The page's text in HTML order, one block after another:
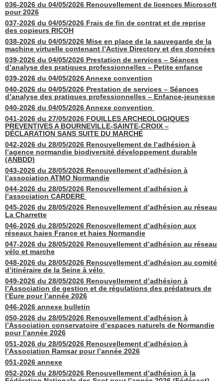
036-2026 du 04/05/2026 Renouvellement de licences Microsoft
pour 2026
037-2026 du 04/05/2026 Frais de fin de contrat et de reprise
des copieurs RICOH
038-2026 du 04/05/2026 Mise en place de la sauvegarde de la
machine virtuelle contenant l’Active Directory et des données
039-2026 du 04/05/2026 Prestation de services – Séances
d’analyse des pratiques professionnelles – Petite enfance
039-2026 du 04/05/2026 Annexe convention
040-2026 du 04/05/2026 Prestation de services – Séances
d’analyse des pratiques professionnelles – Enfance-jeunesse
040-2026 du 04/05/2026 Annexe convention
041-2026 du 27/05/2026 FOUILLES ARCHEOLOGIQUES
PREVENTIVES A BOURNEVILLE-SAINTE-CROIX –
DÉCLARATION SANS SUITE DU MARCHÉ
042-2026 du 28/05/2026 Renouvellement de l’adhésion à
l’agence normandie biodiversité développement durable
(ANBDD)
043-2026 du 28/05/2026 Renouvellement d’adhésion à
l’association ATMO Normandie
044-2026 du 28/05/2026 Renouvellement d’adhésion à
l’association CARDERE
045-2026 du 28/05/2026 Renouvellement d’adhésion au réseau
La Charrette
046-2026 du 28/05/2026 Renouvellement d’adhésion aux
réseaux haies France et haies Normandie
047-2026 du 28/05/2026 Renouvellement d’adhésion au réseau
vélo et marche
048-2026 du 28/05/2026 Renouvellement d’adhésion au comité
d’itinéraire de la Seine à vélo
049-2026 du 28/05/2026 Renouvellement d’adhésion à
l’Association de gestion et de régulations des prédateurs de
l’Eure pour l’année 2026
046-2026 annexe bulletin
050-2026 du 28/05/2026 Renouvellement d’adhésion à
l’Association conservatoire d’espaces naturels de Normandie
pour l’année 2026
051-2026 du 28/05/2026 Renouvellement d’adhésion à
l’Association Ramsar pour l’année 2026
051-2026 annexe
052-2026 du 28/05/2026 Renouvellement d’adhésion à la